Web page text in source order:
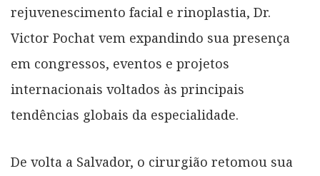
rejuvenescimento facial e rinoplastia, Dr.
Victor Pochat vem expandindo sua presença
em congressos, eventos e projetos
internacionais voltados às principais
tendências globais da especialidade.
De volta a Salvador, o cirurgião retomou sua